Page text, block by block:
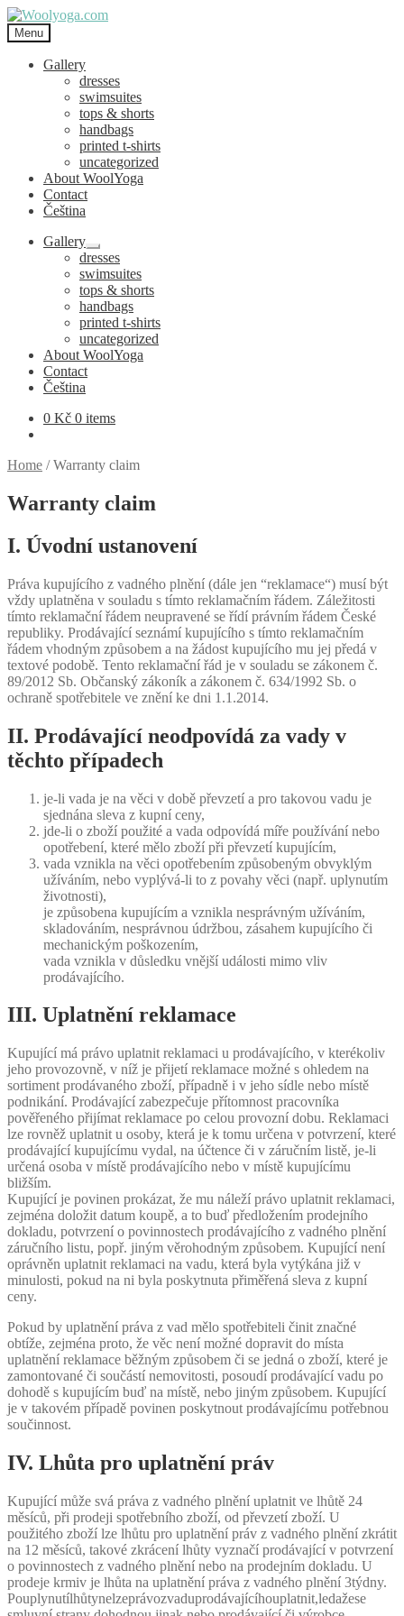
Skip
to
navigation
Skip
to
content
Menu
Gallery
dresses
swimsuites
tops & shorts
handbags
printed t-shirts
uncategorized
About WoolYoga
Contact
Čeština
Gallery
Expand
child
menu
dresses
swimsuites
tops & shorts
handbags
printed t-shirts
uncategorized
About WoolYoga
Contact
Čeština
0 Kč 0 items
Home /Warranty claim
Warranty claim
I. Úvodní ustanovení
Práva kupujícího z vadného plnění (dále jen “reklamace“) musí být
vždy uplatněna v souladu s tímto reklamačním řádem. Záležitosti
tímto reklamační řádem neupravené se řídí právním řádem České
republiky. Prodávající seznámí kupujícího s tímto reklamačním
řádem vhodným způsobem a na žádost kupujícího mu jej předá v
textové podobě. Tento reklamační řád je v souladu se zákonem č.
89/2012 Sb. Občanský zákoník a zákonem č. 634/1992 Sb. o
ochraně spotřebitele ve znění ke dni 1.1.2014.
II. Prodávající neodpovídá za vady v
těchto případech
je-li vada je na věci v době převzetí a pro takovou vadu je
sjednána sleva z kupní ceny,
jde-li o zboží použité a vada odpovídá míře používání nebo
opotřebení, které mělo zboží při převzetí kupujícím,
vada vznikla na věci opotřebením způsobeným obvyklým
užíváním, nebo vyplývá-li to z povahy věci (např. uplynutím
životnosti),
je způsobena kupujícím a vznikla nesprávným užíváním,
skladováním, nesprávnou údržbou, zásahem kupujícího či
mechanickým poškozením,
vada vznikla v důsledku vnější události mimo vliv
prodávajícího.
III. Uplatnění reklamace
Kupující má právo uplatnit reklamaci u prodávajícího, v kterékoliv
jeho provozovně, v níž je přijetí reklamace možné s ohledem na
sortiment prodávaného zboží, případně i v jeho sídle nebo místě
podnikání. Prodávající zabezpečuje přítomnost pracovníka
pověřeného přijímat reklamace po celou provozní dobu. Reklamaci
lze rovněž uplatnit u osoby, která je k tomu určena v potvrzení, které
prodávající kupujícímu vydal, na účtence či v záručním listě, je-li
určená osoba v místě prodávajícího nebo v místě kupujícímu
bližším.
Kupující je povinen prokázat, že mu náleží právo uplatnit reklamaci,
zejména doložit datum koupě, a to buď předložením prodejního
dokladu, potvrzení o povinnostech prodávajícího z vadného plnění
záručního listu, popř. jiným věrohodným způsobem. Kupující není
oprávněn uplatnit reklamaci na vadu, která byla vytýkána již v
minulosti, pokud na ni byla poskytnuta přiměřená sleva z kupní
ceny.
Pokud by uplatnění práva z vad mělo spotřebiteli činit značné
obtíže, zejména proto, že věc není možné dopravit do místa
uplatnění reklamace běžným způsobem či se jedná o zboží, které je
zamontované či součástí nemovitosti, posoudí prodávající vadu po
dohodě s kupujícím buď na místě, nebo jiným způsobem. Kupující
je v takovém případě povinen poskytnout prodávajícímu potřebnou
součinnost.
IV. Lhůta pro uplatnění práv
Kupující může svá práva z vadného plnění uplatnit ve lhůtě 24
měsíců, při prodeji spotřebního zboží, od převzetí zboží. U
použitého zboží lze lhůtu pro uplatnění práv z vadného plnění zkrátit
na 12 měsíců, takové zkrácení lhůty vyznačí prodávající v potvrzení
o povinnostech z vadného plnění nebo na prodejním dokladu. U
prodeje krmiv je lhůta na uplatnění práva z vadného plnění 3týdny.
Pouplynutílhůtynelzeprávozvaduprodávajícíhouplatnit,ledažese